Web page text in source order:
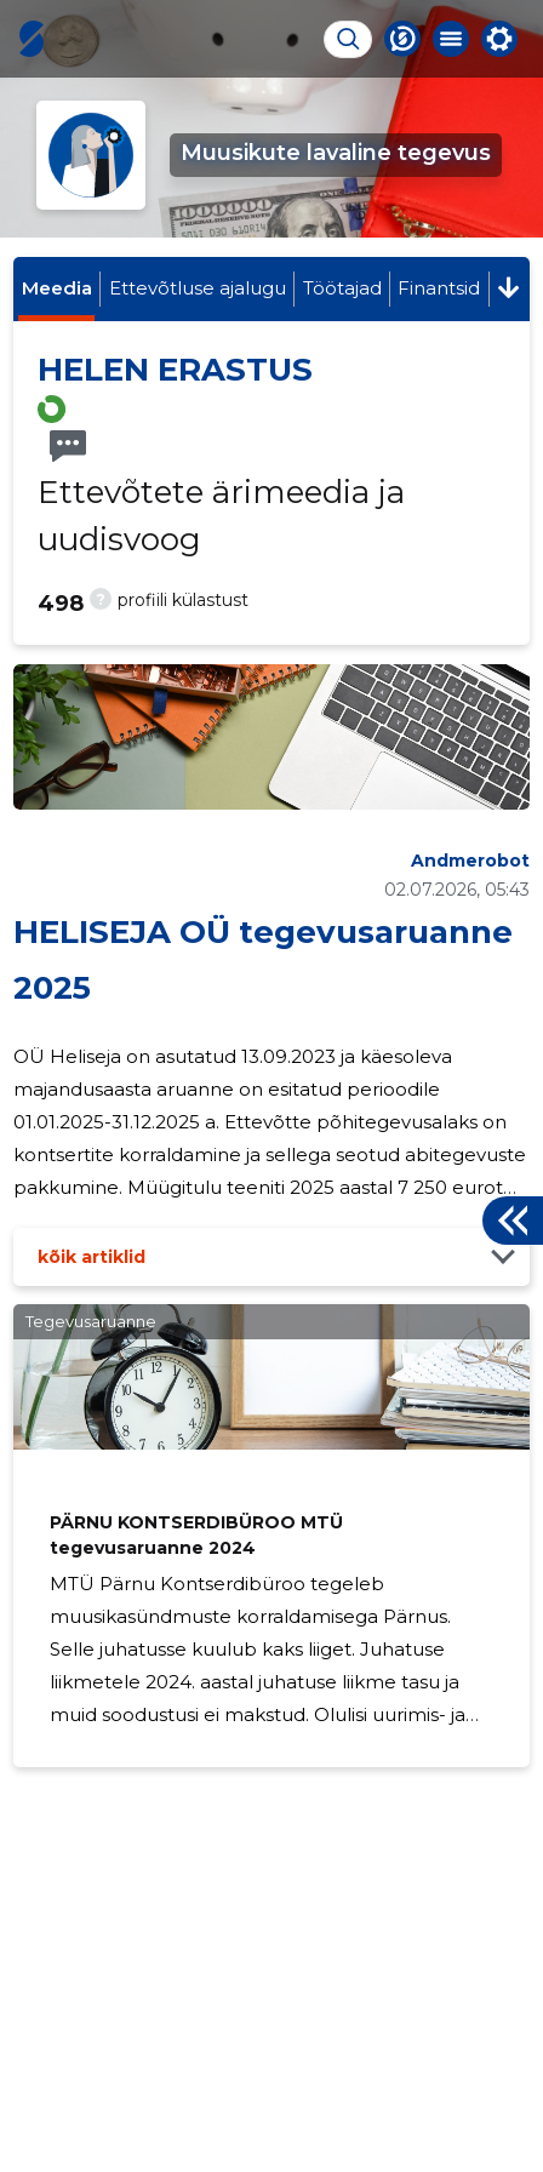
Muusikute lavaline tegevus
Meedia Ettevõtluse ajalugu Töötajad Finantsid
HELEN ERASTUS
Ettevõtete ärimeedia ja
uudisvoog
? profiili külastust
498
HELISEJA OÜ tegevusaruanne
2025
02.07.2026, 05:43
Andmerobot
OÜ Heliseja on asutatud 13.09.2023 ja käesoleva
majandusaasta aruanne on esitatud perioodile
01.01.2025-31.12.2025 a. Ettevõtte põhitegevusalaks on
kontsertite korraldamine ja sellega seotud abitegevuste
pakkumine. Müügitulu teeniti 2025 aastal 7 250 eurot
(2024: 657 eurot). Ettevõtte omakapital oli kokku 11 694
euro ( 2024: 11 021 eurot).
kõik artiklid
Tegevusaruanne
PÄRNU KONTSERDIBÜROO MTÜ
tegevusaruanne 2024
MTÜ Pärnu Kontserdibüroo tegeleb
muusikasündmuste korraldamisega Pärnus.
Selle juhatusse kuulub kaks liiget. Juhatuse
liikmetele 2024. aastal juhatuse liikme tasu ja
muid soodustusi ei makstud. Olulisi uurimis- ja